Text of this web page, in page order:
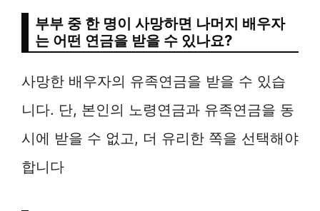
부부 중 한 명이 사망하면 나머지 배우자
는 어떤 연금을 받을 수 있나요?
사망한 배우자의 유족연금을 받을 수 있습
니다. 단, 본인의 노령연금과 유족연금을 동
시에 받을 수 없고, 더 유리한 쪽을 선택해야
합니다